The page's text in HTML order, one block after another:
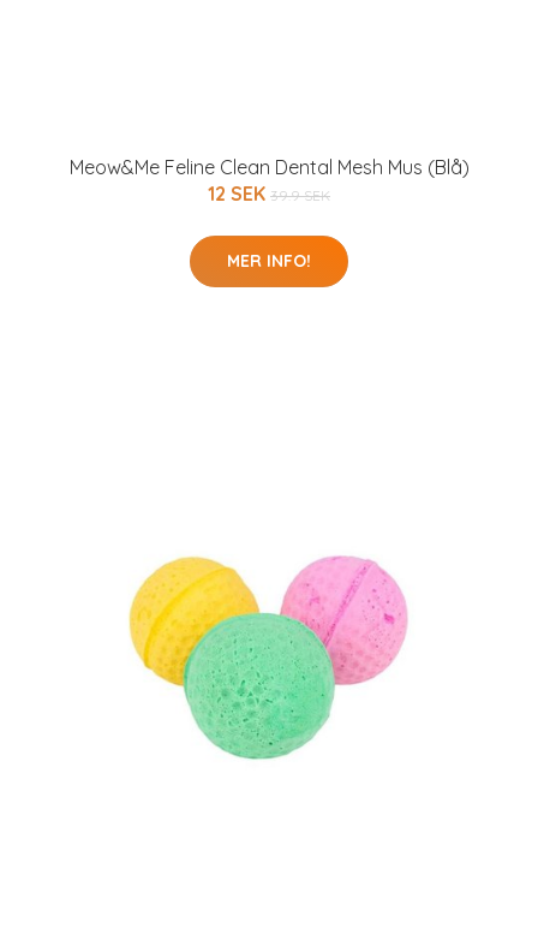
Meow&Me Feline Clean Dental Mesh Mus (Blå)
12 SEK 39.9 SEK
MER INFO!